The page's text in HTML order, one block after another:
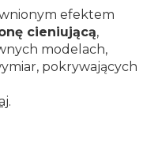
efektem
cieniującą,
modelach,
pokrywających
.